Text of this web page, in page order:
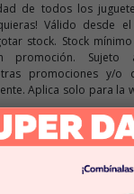
de todos los
Válido desde
stock. Stock
promoción.
promociones y/o
Aplica solo para la